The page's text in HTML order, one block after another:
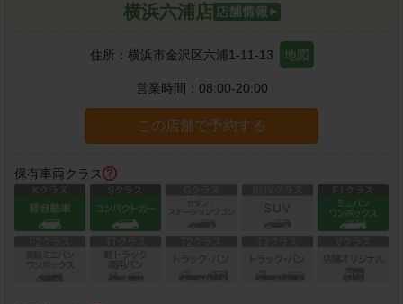
横浜六浦店
住所： 横浜市金沢区六浦1-11-13 地図
営業時間： 08:00-20:00
この店舗で予約する
保有車両クラス